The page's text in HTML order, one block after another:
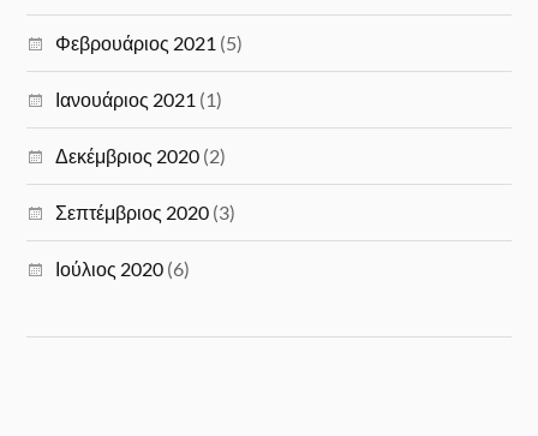
Φεβρουάριος 2021 (5)
Ιανουάριος 2021 (1)
Δεκέμβριος 2020 (2)
Σεπτέμβριος 2020 (3)
Ιούλιος 2020 (6)